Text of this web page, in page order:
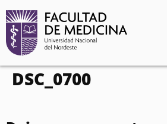
contenido
DSC_0700